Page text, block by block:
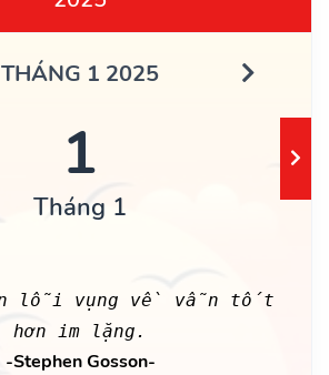
THÁNG 1 2025
1
Tháng 1
lỗi vụng về vẫn tốt
hơn im lặng.
-Stephen Gosson-